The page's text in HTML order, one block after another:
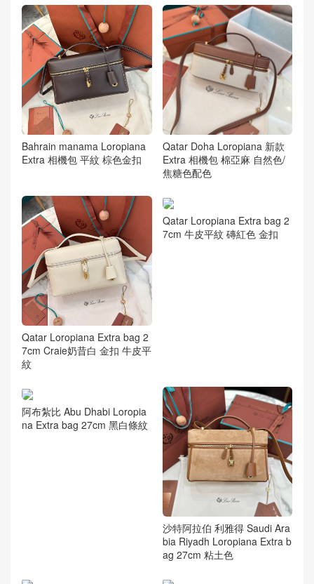
Bahrain manama Loropiana
Extra 相機包 平紋 棕色金扣
Qatar Doha Loropiana 新款
Extra 相機包 棉亞麻 自然色/
焦糖色配色
Qatar Loropiana Extra bag 2
7cm Craie奶昔白 金扣 牛皮平
紋
Qatar Loropiana Extra bag 2
7cm 牛皮平紋 磚紅色 金扣
阿布紮比 Abu Dhabi Loropia
na Extra bag 27cm 黑白條紋
沙特阿拉伯 利雅得 Saudi Ara
bia Riyadh Loropiana Extra b
ag 27cm 粘土色